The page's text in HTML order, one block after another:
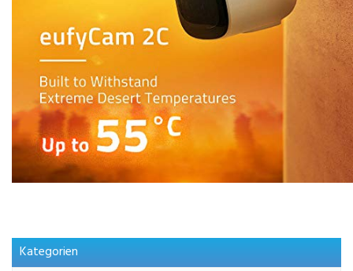
Kategorien